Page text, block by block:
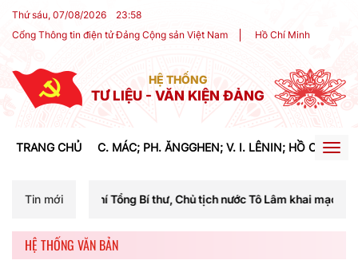
Thứ sáu, 07/08/2026 23:58
Cổng Thông tin điện tử Đảng Cộng sản Việt Nam
Hồ Chí Minh
HỆ THỐNG
TƯ LIỆU - VĂN KIỆN ĐẢNG
TRANG CHỦ C. MÁC; PH. ĂNGGHEN; V. I. LÊNIN; HỒ CHÍ
Tin mới
Tổng Bí thư, Chủ tịch nước Tô Lâm khai mạc Hội nghị Trung ương
HỆ THỐNG VĂN BẢN